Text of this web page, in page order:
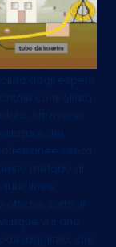
dagli esperti
controllata
Attraverso
dei
senza
metodo di
linee
sotto le
vi siano
che